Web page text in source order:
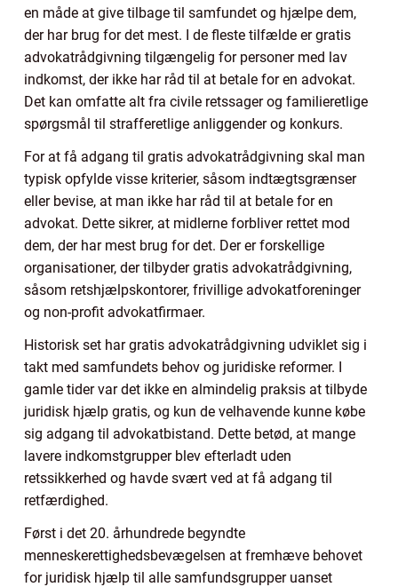
en måde at give tilbage til samfundet og hjælpe dem,
der har brug for det mest. I de fleste tilfælde er gratis
advokatrådgivning tilgængelig for personer med lav
indkomst, der ikke har råd til at betale for en advokat.
Det kan omfatte alt fra civile retssager og familieretlige
spørgsmål til strafferetlige anliggender og konkurs.
For at få adgang til gratis advokatrådgivning skal man
typisk opfylde visse kriterier, såsom indtægtsgrænser
eller bevise, at man ikke har råd til at betale for en
advokat. Dette sikrer, at midlerne forbliver rettet mod
dem, der har mest brug for det. Der er forskellige
organisationer, der tilbyder gratis advokatrådgivning,
såsom retshjælpskontorer, frivillige advokatforeninger
og non-profit advokatfirmaer.
Historisk set har gratis advokatrådgivning udviklet sig i
takt med samfundets behov og juridiske reformer. I
gamle tider var det ikke en almindelig praksis at tilbyde
juridisk hjælp gratis, og kun de velhavende kunne købe
sig adgang til advokatbistand. Dette betød, at mange
lavere indkomstgrupper blev efterladt uden
retssikkerhed og havde svært ved at få adgang til
retfærdighed.
Først i det 20. århundrede begyndte
menneskerettighedsbevægelsen at fremhæve behovet
for juridisk hjælp til alle samfundsgrupper uanset